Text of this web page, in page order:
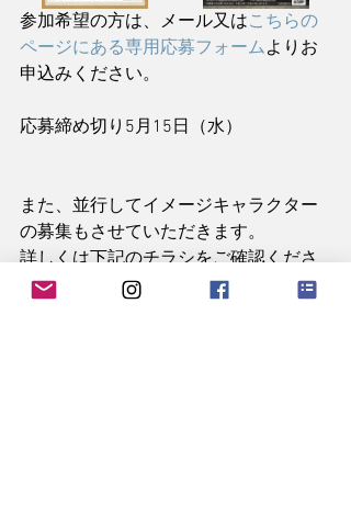
参加希望の方は、メール又はこちらの
ページにある専用応募フォームよりお
申込みください。
応募締め切り5月15日（水）
また、並行してイメージキャラクター
の募集もさせていただきます。
詳しくは下記のチラシをご確認くださ
い。